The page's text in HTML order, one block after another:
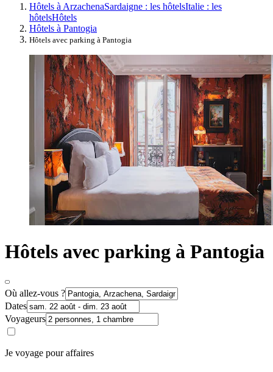
Hôtels à ArzachenaSardaigne : les hôtelsItalie : les
hôtelsHôtels
Hôtels à Pantogia
Hôtels avec parking à Pantogia
Hôtels avec parking à Pantogia
Où allez-vous ?
Dates
Voyageurs
Je voyage pour affaires